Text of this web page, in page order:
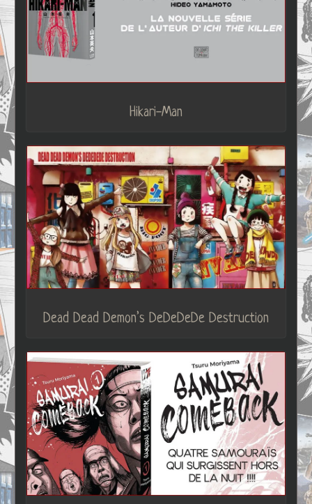
Hikari-Man
Dead Dead Demon’s DeDeDeDe Destruction